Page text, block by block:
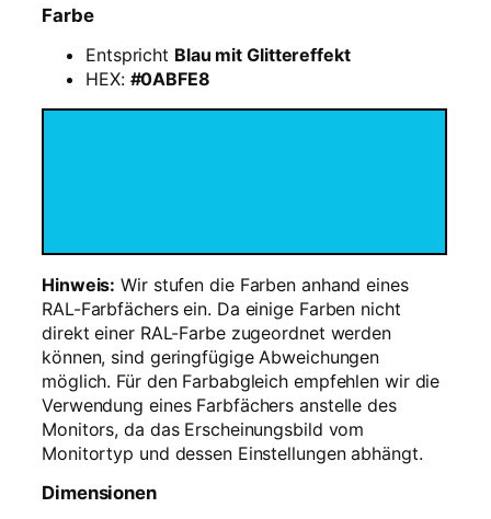
3
f
B
l
u
e
–
1
k
g
M
n
Farbe
Entspricht Blau mit Glittereffekt
HEX: #0ABFE8
Hinweis: Wir stufen die Farben anhand eines
RAL-Farbfächers ein. Da einige Farben nicht
direkt einer RAL-Farbe zugeordnet werden
können, sind geringfügige Abweichungen
möglich. Für den Farbabgleich empfehlen wir die
Verwendung eines Farbfächers anstelle des
Monitors, da das Erscheinungsbild vom
Monitortyp und dessen Einstellungen abhängt.
Dimensionen